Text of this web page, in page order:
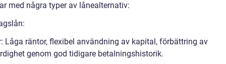
med några typer av lånealternativ:
Låga räntor, flexibel användning av kapital, förbättring av
genom god tidigare betalningshistorik.